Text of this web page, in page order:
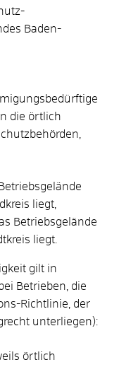
Baden-
die örtlich
liegt,
Betriebsgelände
liegt.
gilt in
Betrieben, die
Richtlinie, der
unterliegen):
örtlich